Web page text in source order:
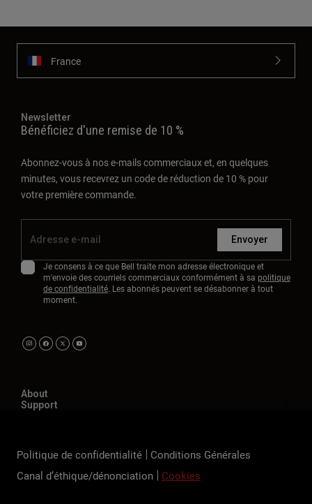
France
Newsletter
Bénéficiez d'une remise de 10 %
Abonnez-vous à nos e-mails commerciaux et, en quelques
minutes, vous recevrez un code de réduction de 10 % pour
votre première commande.
Envoyer
Je consens à ce que Bell traite mon adresse électronique et
m'envoie des courriels commerciaux conformément à sa politique
de confidentialité. Les abonnés peuvent se désabonner à tout
moment.
About
Support
Politique de confidentialité
Conditions Générales
Canal d’éthique/dénonciation
Cookies